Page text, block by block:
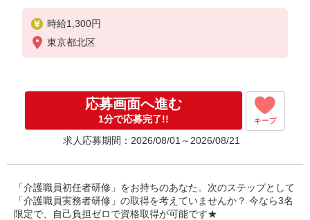
時給1,300円
東京都北区
応募画面へ進む
1分で応募完了!! キープ
求人応募期間：2026/08/01～2026/08/21
「介護職員初任者研修」をお持ちのあなた。次のステップとして
「介護職員実務者研修」の取得を考えていませんか？ 今なら3名
限定で、自己負担ゼロで資格取得が可能です★